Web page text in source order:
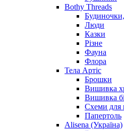
Bothy Threads
Люди
Казки
Різне
Фауна
Флора
Тела Артіс
Брошки
Вишивка
Вишивка
Схеми для
Папертоль
Alisena (Україна)